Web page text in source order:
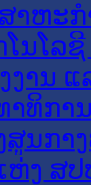
າຫະ
ໂນໂລ
ງານ
າທິກາ
ນກາ
ງ ສປ